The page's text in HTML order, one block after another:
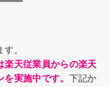
y
。
楽天従業員からの楽天
実施中です。 下記か